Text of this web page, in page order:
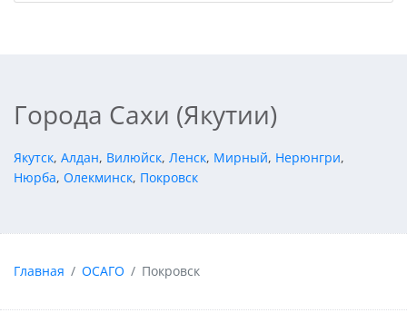
Города Сахи (Якутии)
Якутск, Алдан, Вилюйск, Ленск, Мирный, Нерюнгри,
Нюрба, Олекминск, Покровск
Главная ОСАГО Покровск